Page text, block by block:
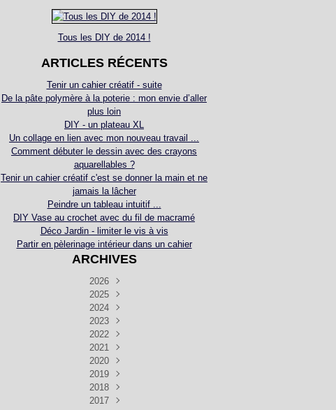
Tous les DIY de 2014 !
ARTICLES RÉCENTS
Tenir un cahier créatif - suite
De la pâte polymère à la poterie : mon envie d’aller
plus loin
DIY - un plateau XL
Un collage en lien avec mon nouveau travail ...
Comment débuter le dessin avec des crayons
aquarellables ?
Tenir un cahier créatif c'est se donner la main et ne
jamais la lâcher
Peindre un tableau intuitif ...
DIY Vase au crochet avec du fil de macramé
Déco Jardin - limiter le vis à vis
Partir en pèlerinage intérieur dans un cahier
ARCHIVES
2026
Juillet(5)
Juin
(4)
Mai
(3)
Avril
(3)
Mars
(3)
Janvier(1)
2025
Décembre
Novembre
Octobre
Septembre
Août
(1)
Juillet(2)
Juin
(1)
Mai
(1)
2024
Décembre
Novembre
Octobre
Septembre
Août
(2)
Juillet(4)
Juin
(4)
2023
Décembre
Novembre
Octobre
Septembre
Août
(2)
Juillet(1)
2022
Décembre
Novembre
Octobre
Septembre
Août
(4)
2021
Décembre
Novembre
Septembre
Août
(2)
2020
Décembre
Novembre
Octobre
2019
Décembre
Novembre
2018
Décembre
2017